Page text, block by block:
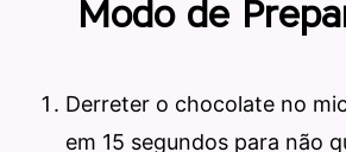
Modo de
Derreter o chocolate no
em 15 segundos para não